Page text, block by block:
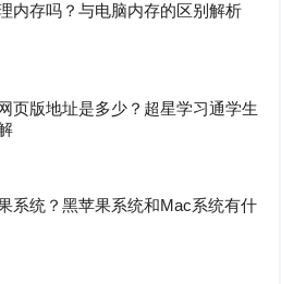
内存吗？与电脑内存的区别解析
页版地址是多少？超星学习通学生
系统？黑苹果系统和Mac系统有什